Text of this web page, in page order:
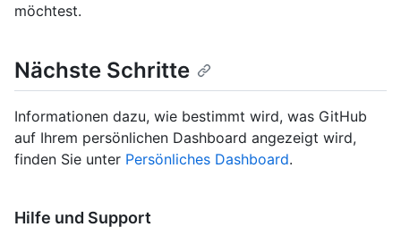
möchtest.
Nächste Schritte
Informationen dazu, wie bestimmt wird, was GitHub
auf Ihrem persönlichen Dashboard angezeigt wird,
finden Sie unter Persönliches Dashboard.
Hilfe und Support